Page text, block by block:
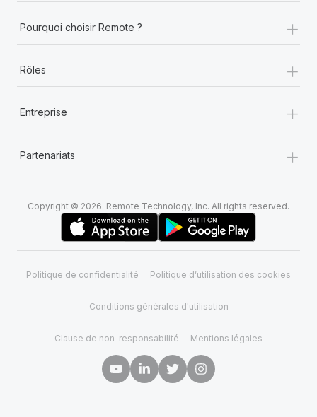
Pourquoi choisir Remote ? +
Rôles +
Entreprise +
Partenariats +
Copyright © 2026. Remote Technology, Inc. All rights reserved.
Politique de confidentialité Politique d’utilisation des cookies
Conditions générales d'utilisation
Clause de non-responsabilité Mentions légales